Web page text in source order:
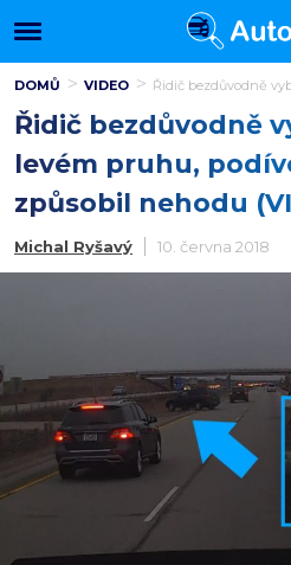
DOMŮ VIDEO Řidič bezdůvodně
Řidič bezdůvodně
levém pruhu,
způsobil nehodu
Michal Ryšavý 10. června 2018